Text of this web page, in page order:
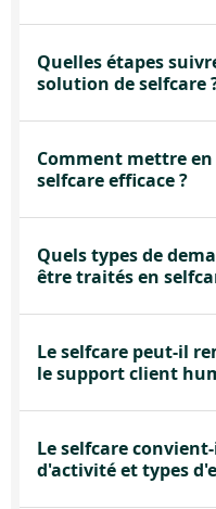
Quelles étapes
solution de selfcare
Comment mettre
selfcare efficace ?
Quels types de
être traités en
Le selfcare peut-il
le support client
Le selfcare
d'activité et types